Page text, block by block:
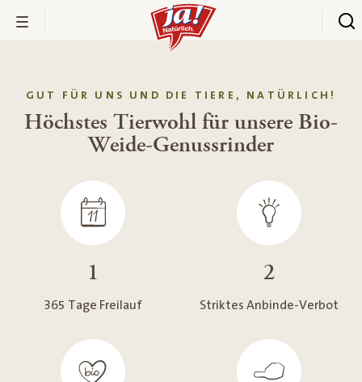
GUT FÜR UNS UND DIE TIERE, NATÜRLICH!
Höchstes Tierwohl für unsere Bio-
Weide-Genussrinder
1
365 Tage Freilauf
2
Striktes Anbinde-Verbot